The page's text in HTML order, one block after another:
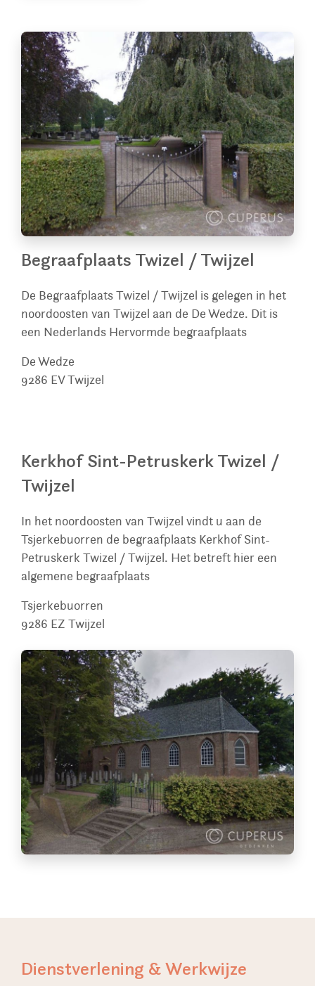
Begraafplaats Twizel / Twijzel
De Begraafplaats Twizel / Twijzel is gelegen in het
noordoosten van Twijzel aan de De Wedze. Dit is
een Nederlands Hervormde begraafplaats
De Wedze
9286 EVTwijzel
Kerkhof Sint-Petruskerk Twizel /
Twijzel
In het noordoosten van Twijzel vindt u aan de
Tsjerkebuorren de begraafplaats Kerkhof Sint-
Petruskerk Twizel / Twijzel. Het betreft hier een
algemene begraafplaats
Tsjerkebuorren
9286 EZ Twijzel
Dienstverlening & Werkwijze